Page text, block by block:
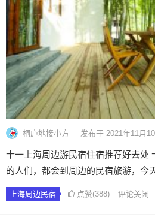
桐庐地接小方 发布于 2021年11月10
十一上海周边游民宿住宿推荐好去处
的人们，都会到周边的民宿旅游，今
上海周边民宿 点赞(388) 评论关闭